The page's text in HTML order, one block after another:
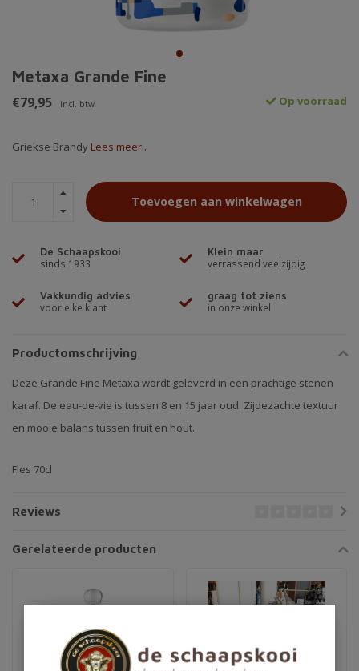
Metaxa Grande Fine
€79,95 Incl. btw Op voorraad
Griekse Brandy Lees meer..
Toevoegen aan winkelwagen
De Schaapskooi
sinds 1933
Klein maar
verrassend veelzijdig
Vakkundig advies
voor elke klant
graag tot ziens
in onze winkel
Productomschrijving
Deze Grande Fine Metaxa wordt geleverd in een prachtige stenen
karaf. De eau-de-vie is tussen 8 en 15 jaar oud. Zijdezachte textuur
en mooie balans tussen fruit en hout.
Fles 70cl
Reviews
Gerelateerde producten